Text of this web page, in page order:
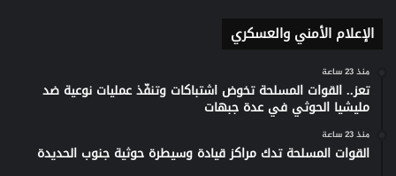
الإعلام الأمني والعسكري
منذ 23 ساعة
تعز.. القوات المسلحة تخوض اشتباكات وتنفّذ عمليات نوعية ضد
مليشيا الحوثي في عدة جبهات
منذ 23 ساعة
القوات المسلحة تدك مراكز قيادة وسيطرة حوثية جنوب الحديدة